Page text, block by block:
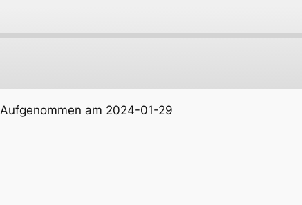
Spotify
Aufgenommen am 2024-01-29